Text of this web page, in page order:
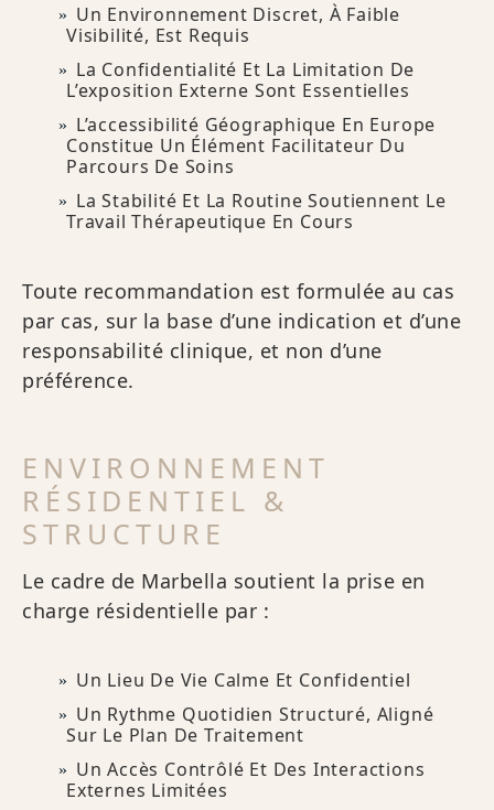
Un Environnement Discret, À Faible
Visibilité, Est Requis
La Confidentialité Et La Limitation De
L’exposition Externe Sont Essentielles
L’accessibilité Géographique En Europe
Constitue Un Élément Facilitateur Du
Parcours De Soins
La Stabilité Et La Routine Soutiennent Le
Travail Thérapeutique En Cours
Toute recommandation est formulée au cas
par cas, sur la base d’une indication et d’une
responsabilité clinique, et non d’une
préférence.
ENVIRONNEMENT
RÉSIDENTIEL &
STRUCTURE
Le cadre de Marbella soutient la prise en
charge résidentielle par :
Un Lieu De Vie Calme Et Confidentiel
Un Rythme Quotidien Structuré, Aligné
Sur Le Plan De Traitement
Un Accès Contrôlé Et Des Interactions
Externes Limitées